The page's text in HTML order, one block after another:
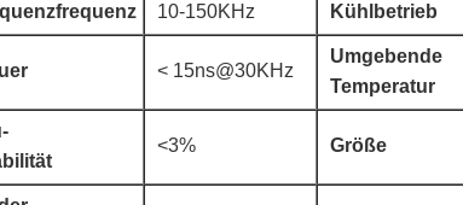
10-150KHz Kühlbetrieb
< 15ns@30KHz
Umgebende
Temperatur
<3% Größe